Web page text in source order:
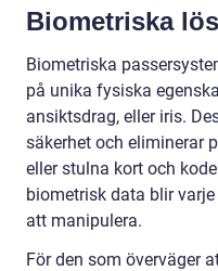
Biometriska
Biometriska
på unika fysiska
ansiktsdrag, eller iris.
säkerhet och eliminerar
eller stulna kort och
biometrisk data blir
att manipulera.
För den som överväger